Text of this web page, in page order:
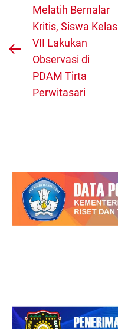
Navigasi
pos
Previous
Melatih Bernalar
Kritis, Siswa Kelas
VII Lakukan
Observasi di
PDAM Tirta
Perwitasari